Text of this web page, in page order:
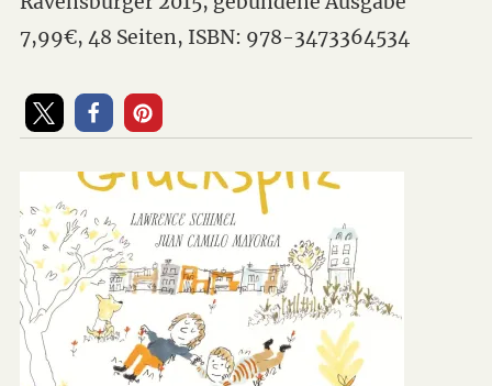
7,99€, 48 Seiten, ISBN: 978-3473364534